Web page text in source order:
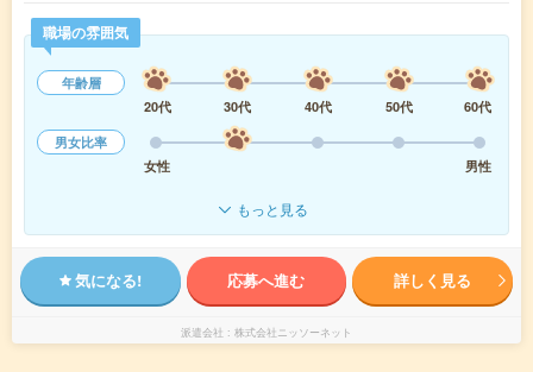
職場の雰囲気
年齢層
20代
30代 40代 50代
60代
男女比率
女性
男性
もっと見る
気になる! 応募へ進む 詳しく見る
派遣会社 株式会社ニッソーネット